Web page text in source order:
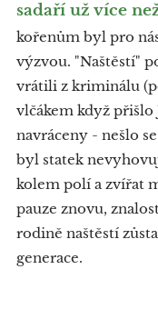
sadaří už více
kořenům byl pro
výzvou. "Naštěstí"
vrátili z kriminálu
vlčákem když přišlo
navráceny - nešlo
byl statek
kolem polí a zvířat
pauze znovu,
rodině naštěstí
generace.